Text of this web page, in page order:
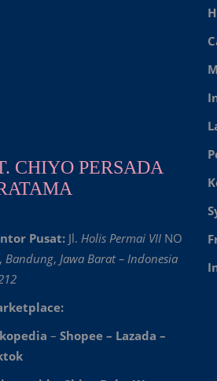
CHIYO PERSADA
Pusat: Jl. Holis Permai VII NO
Bandung, Jawa Barat – Indonesia
– Shopee – Lazada –